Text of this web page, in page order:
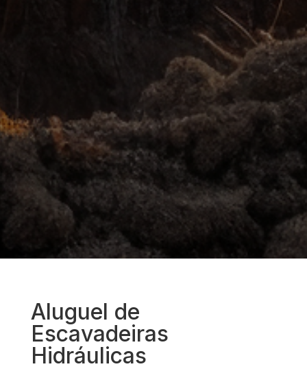
Aluguel de
Escavadeiras
Hidráulicas